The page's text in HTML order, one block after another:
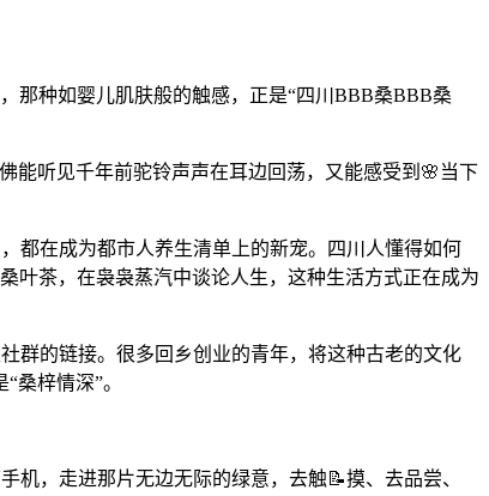
那种如婴儿肌肤般的触感，正是“四川BBB桑BBB桑
能听见千年前驼铃声声在耳边回荡，又能感受到🌸当下
都在成为都市人养生清单上的新宠。四川人懂得如何
叶茶，在袅袅蒸汽中谈论人生，这种生活方式正在成为
群的链接。很多回乡创业的青年，将这种古老的文化
桑梓情深”。
，走进那片无边无际的绿意，去触📝摸、去品尝、